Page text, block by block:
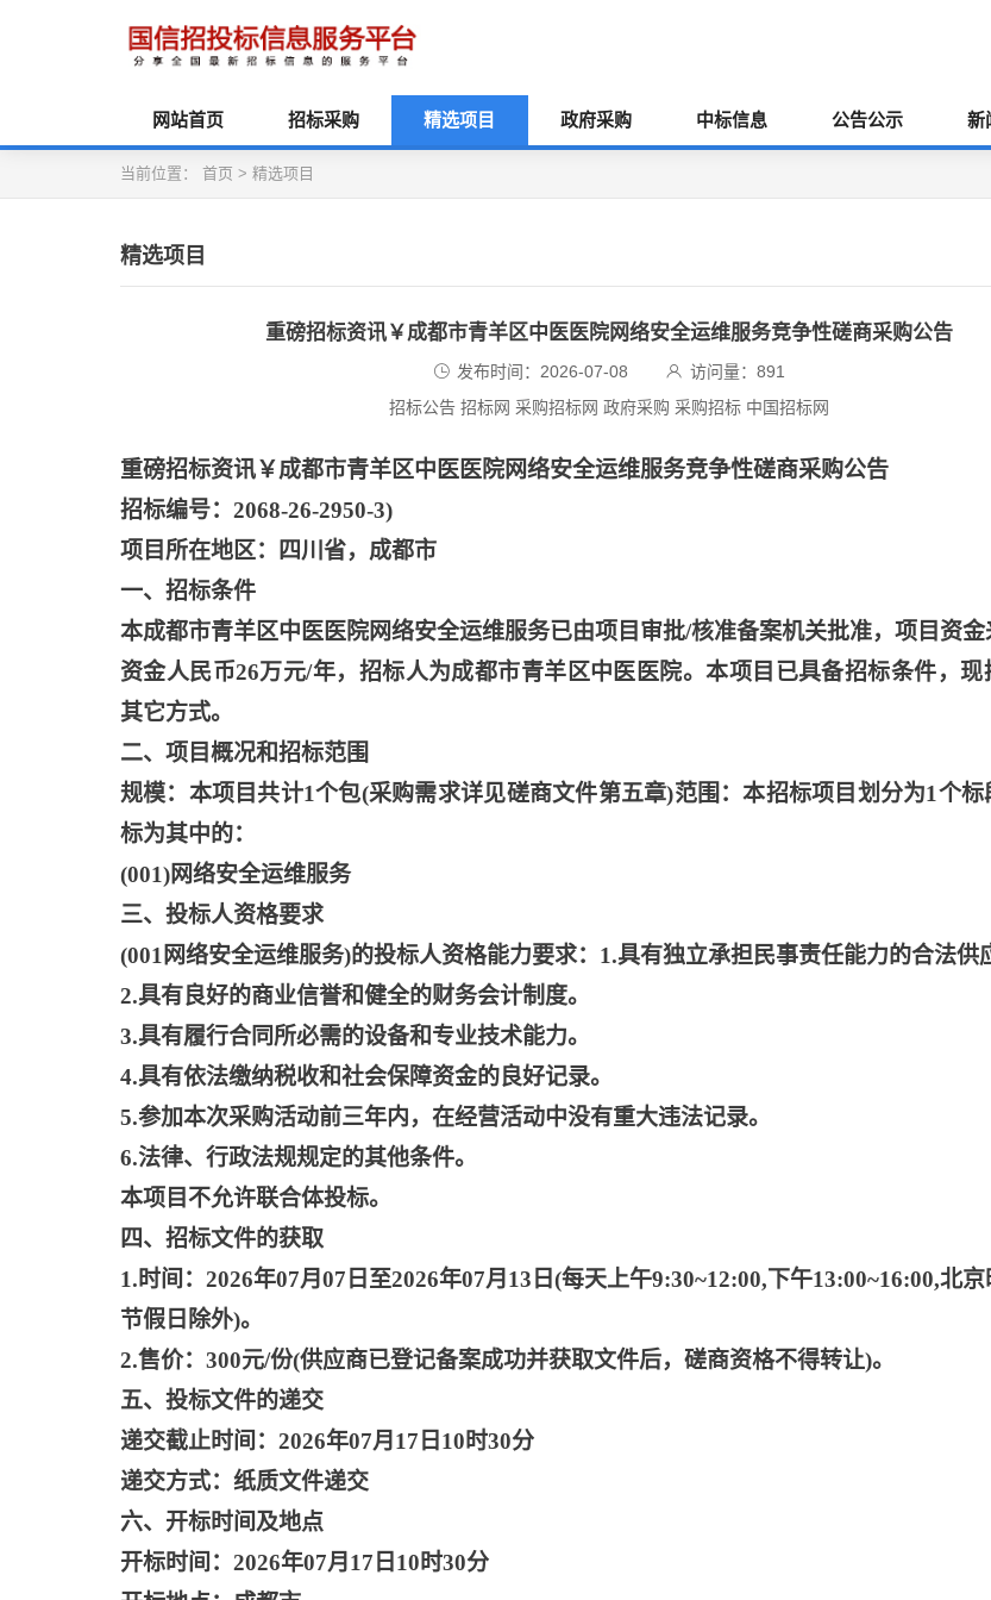
网站首页 招标采购 精选项目 政府采购 中标信息 公告公示 新
当前位置： 首页 > 精选项目
精选项目
重磅招标资讯￥成都市青羊区中医医院网络安全运维服务竞争性磋商采购公告
发布时间：2026-07-08 访问量：891
招标公告 招标网 采购招标网 政府采购 采购招标 中国招标网
重磅招标资讯￥成都市青羊区中医医院网络安全运维服务竞争性磋商采购公告
招标编号： 2068-26-2950-3)
项目所在地区：四川省，成都市
一、招标条件
本成都市青羊区中医医院网络安全运维服务已由项目审批/核准备案机关批准，项目资
资金人民币26万元/年，招标人为成都市青羊区中医医院。本项目已具备招标条件，现
其它方式。
二、项目概况和招标范围
规模：本项目共计1个包(采购需求详见磋商文件第五章)范围：本招标项目划分为1个标
标为其中的：
(001)网络安全运维服务
三、投标人资格要求
(001网络安全运维服务)的投标人资格能力要求：1.具有独立承担民事责任能力的合法供
2.具有良好的商业信誉和健全的财务会计制度。
3.具有履行合同所必需的设备和专业技术能力。
4.具有依法缴纳税收和社会保障资金的良好记录。
5.参加本次采购活动前三年内，在经营活动中没有重大违法记录。
6.法律、行政法规规定的其他条件。
本项目不允许联合体投标。
四、招标文件的获取
1.时间：2026年07月07日至2026年07月13日(每天上午9:30~12:00,下午13:00~16:00,北
节假日除外)。
2.售价：300元/份(供应商已登记备案成功并获取文件后，磋商资格不得转让)。
五、投标文件的递交
递交截止时间： 2026年07月17日10时30分
递交方式：纸质文件递交
六、开标时间及地点
开标时间： 2026年07月17日10时30分